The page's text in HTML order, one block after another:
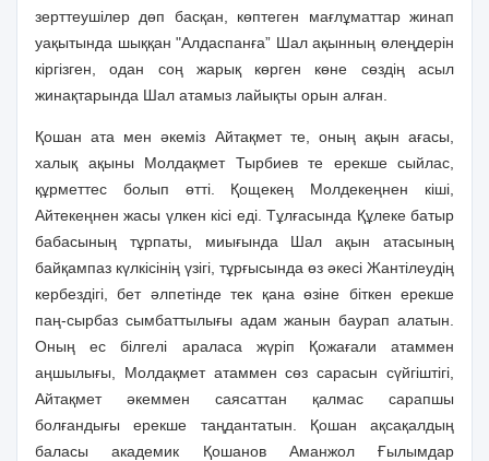
зерттеушiлер дөп басқан, көптеген мағлұматтар жинап
уақытында шыққан "Алдаспанға” Шал ақынның өлеңдерiн
кiргiзген, одан соң жарық көрген көне сөздiң асыл
жинақтарында Шал атамыз лайықты орын алған.
Қошан ата мен әкемiз Айтақмет те, оның ақын ағасы,
халық ақыны Молдақмет Тырбиев те ерекше сыйлас,
құрметтес болып өттi. Қощекең Молдекеңнен кiшi,
Айтекеңнен жасы үлкен кiсi едi. Тұлғасында Құлеке батыр
бабасының тұрпаты, миығында Шал ақын атасының
байқампаз күлкiсiнiң үзiгi, тұрғысында өз әкесi Жантiлеудiң
кербездiгi, бет әлпетiнде тек қана өзiне бiткен ерекше
паң-сырбаз сымбаттылығы адам жанын баурап алатын.
Оның ес бiлгелi араласа жүрiп Қожағали атаммен
аңшылығы, Молдақмет атаммен сөз сарасын сүйгiштiгi,
Айтақмет әкеммен саясаттан қалмас сарапшы
болғандығы ерекше таңдантатын. Қошан ақсақалдың
баласы академик Қошанов Аманжол Ғылымдар